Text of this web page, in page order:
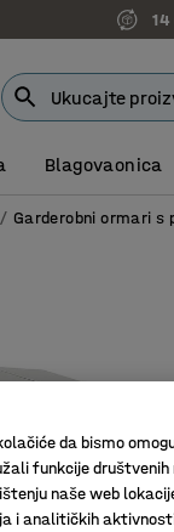
Blagovaonica
Garderobni ormari s
da bismo
funkcije
naše web
i analitičkih